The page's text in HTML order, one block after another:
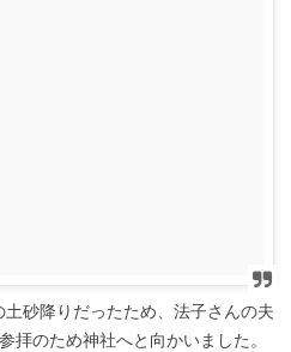
砂降りだったため、法子さんの夫
拝のため神社へと向かいました。